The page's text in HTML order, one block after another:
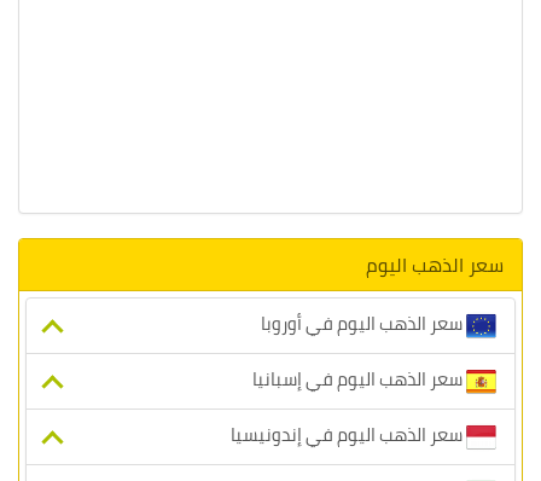
سعر الذهب اليوم
سعر الذهب اليوم في أوروبا
سعر الذهب اليوم في إسبانيا
سعر الذهب اليوم في إندونيسيا